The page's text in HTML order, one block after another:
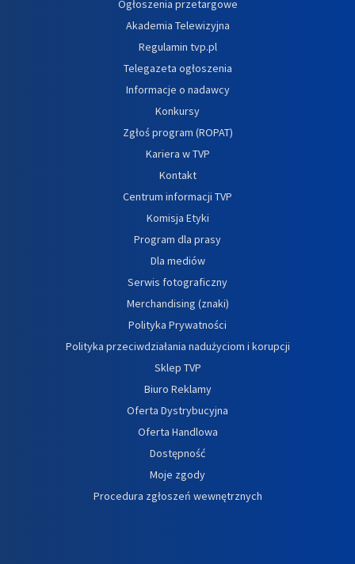
Ogłoszenia przetargowe
Akademia Telewizyjna
Regulamin tvp.pl
Telegazeta ogłoszenia
Informacje o nadawcy
Konkursy
Zgłoś program (ROPAT)
Kariera w TVP
Kontakt
Centrum informacji TVP
Komisja Etyki
Program dla prasy
Dla mediów
Serwis fotograficzny
Merchandising (znaki)
Polityka Prywatności
Polityka przeciwdziałania nadużyciom i korupcji
Sklep TVP
Biuro Reklamy
Oferta Dystrybucyjna
Oferta Handlowa
Dostępność
Moje zgody
Procedura zgłoszeń wewnętrznych